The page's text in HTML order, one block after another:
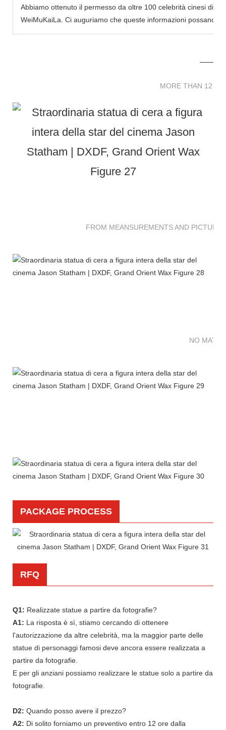
Abbiamo ottenuto il permesso da oltre 100 celebrità cinesi di
WeiMuKaiLa. Ci auguriamo che queste informazioni possano
MORE THAN 12
FROM MEANSUREMENTS AND
NO
PACKAGE PROCESS
RFQ
Q1: Realizzate statue a partire da fotografie?
A1: La risposta è sì, stiamo cercando di ottenere
l'autorizzazione da altre celebrità, ma la maggior parte delle
statue di personaggi famosi deve ancora essere realizzata a
partire da fotografie.
E per gli anziani possiamo realizzare le statue solo a partire da
fotografie.
D2: Quando posso avere il prezzo?
A2: Di solito forniamo un preventivo entro 12 ore dalla